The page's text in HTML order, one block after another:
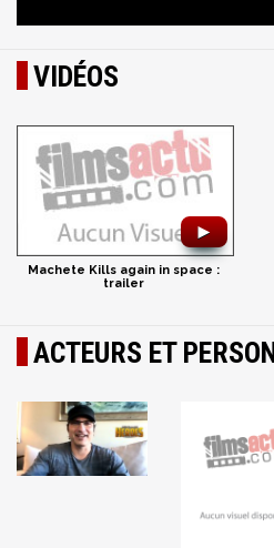
VIDÉOS
►
Machete Kills again in space :
trailer
ACTEURS ET